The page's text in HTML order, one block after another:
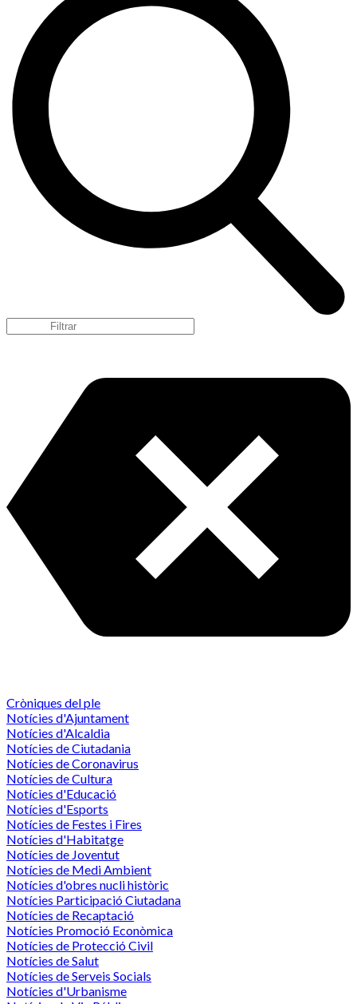
Cròniques del ple
Notícies d'Ajuntament
Notícies d'Alcaldia
Notícies de Ciutadania
Notícies de Coronavirus
Notícies de Cultura
Notícies d'Educació
Notícies d'Esports
Notícies de Festes i Fires
Notícies d'Habitatge
Notícies de Joventut
Notícies de Medi Ambient
Notícies d'obres nucli històric
Notícies Participació Ciutadana
Notícies de Recaptació
Notícies Promoció Econòmica
Notícies de Protecció Civil
Notícies de Salut
Notícies de Serveis Socials
Notícies d'Urbanisme